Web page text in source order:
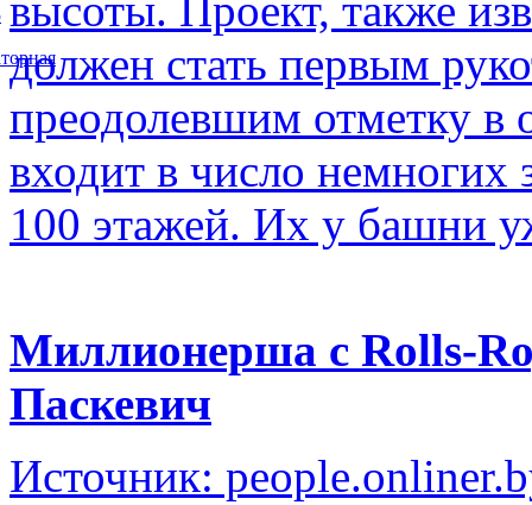
высоты. Проект, также
должен стать первым
преодолевшим отметку в
входит в число
100 этажей. Их у башни
Миллионерша с Rolls-
Паскевич
Источник: